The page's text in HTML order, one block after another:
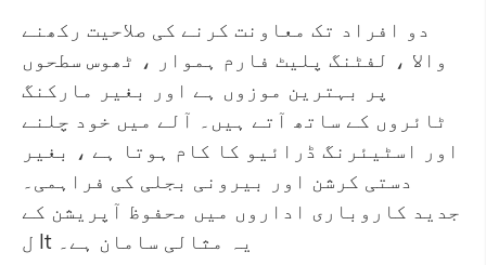
دو افراد تک معاونت کرنے کی صلاحیت رکھنے
والا ، لفٹنگ پلیٹ فارم ہموار ، ٹھوس سطحوں
پر بہترین موزوں ہے اور بغیر مارکنگ
ٹائروں کے ساتھ آتے ہیں۔ آلے میں خود چلنے
اور اسٹیئرنگ ڈرائیو کا کام ہوتا ہے ، بغیر
دستی کرشن اور بیرونی بجلی کی فراہمی۔
جدید کاروباری اداروں میں محفوظ آپریشن کے
ل It یہ مثالی سامان ہے۔